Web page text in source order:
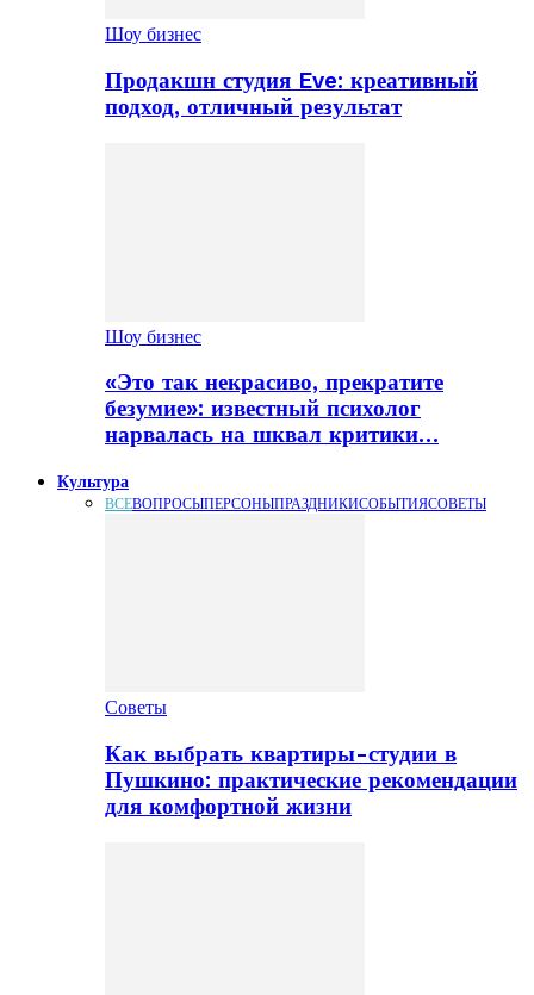
Шоу бизнес
Продакшн студия Eve: креативный
подход, отличный результат
Шоу бизнес
«Это так некрасиво, прекратите
безумие»: известный психолог
нарвалась на шквал критики…
Культура
ВСЕВОПРОСЫПЕРСОНЫПРАЗДНИКИСОБЫТИЯСОВЕТЫ
Советы
Как выбрать квартиры-студии в
Пушкино: практические рекомендации
для комфортной жизни